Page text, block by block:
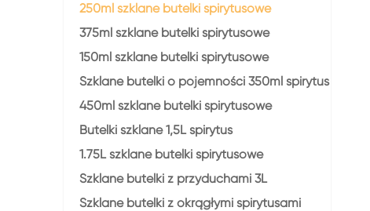
250ml szklane butelki spirytusowe
375ml szklane butelki spirytusowe
150ml szklane butelki spirytusowe
Szklane butelki o pojemności 350ml spirytus
450ml szklane butelki spirytusowe
Butelki szklane 1,5L spirytus
1.75L szklane butelki spirytusowe
Szklane butelki z przyduchami 3L
Szklane butelki z okrągłymi spirytusami